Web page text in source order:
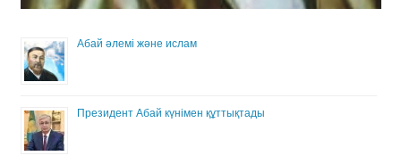
Абай әлемі және ислам
Президент Абай күнімен құттықтады